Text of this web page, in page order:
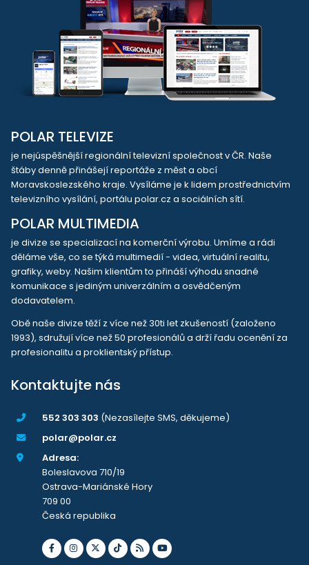
POLAR TELEVIZE
je nejúspěšnější regionální televizní společnost v ČR. Naše
štáby denně přinášejí reportáže z měst a obcí
Moravskoslezského kraje. Vysíláme je k lidem prostřednictvím
televizního vysílání, portálu polar.cz a sociálních sítí.
POLAR MULTIMEDIA
je divize se specializací na komerční výrobu. Umíme a rádi
děláme vše, co se týká multimedií - videa, virtuální realitu,
grafiky, weby. Našim klientům to přináší výhodu snadné
komunikace s jediným univerzálním a osvědčeným
dodavatelem.
Obě naše divize těží z více než 30ti let zkušeností (založeno
1993), sdružují více než 50 profesionálů a drží řadu ocenění za
profesionalitu a proklientský přístup.
Kontaktujte nás
552 303 303 (Nezasílejte SMS, děkujeme)
polar@polar.cz
Adresa:
Boleslavova 710/19
Ostrava-Mariánské Hory
709 00
Česká republika